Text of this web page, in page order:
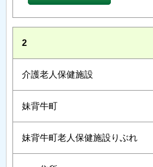
2
介護老人保健施設
妹背牛町
妹背牛町老人保健施設りぶれ